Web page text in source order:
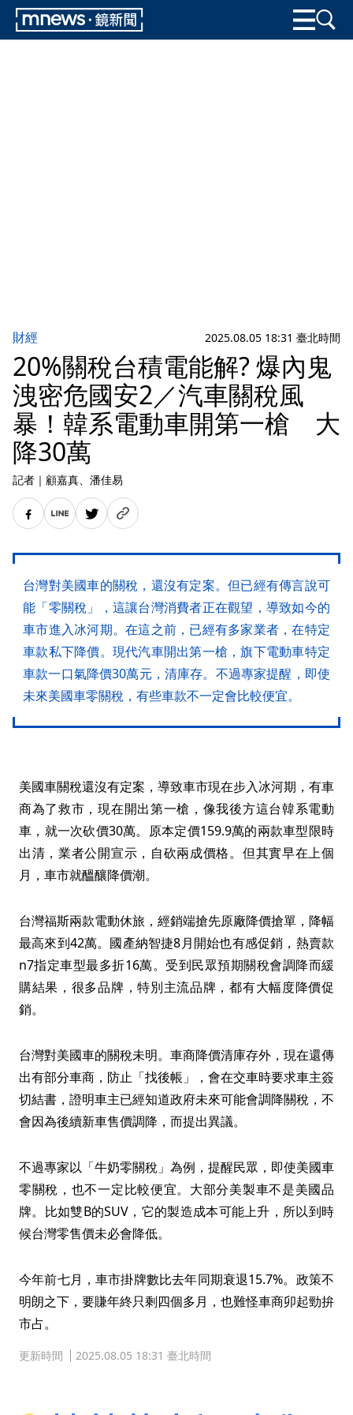
財經 2025.08.05 18:31 臺北時間
20%關稅台積電能解? 爆內鬼
洩密危國安2／汽車關稅風
暴！韓系電動車開第一槍 大
降30萬
記者 ｜ 顧嘉真、潘佳易
台灣對美國車的關稅，還沒有定案。但已經有傳言說可
能「零關稅」，這讓台灣消費者正在觀望，導致如今的
車市進入冰河期。在這之前，已經有多家業者，在特定
車款私下降價。現代汽車開出第一槍，旗下電動車特定
車款一口氣降價30萬元，清庫存。不過專家提醒，即使
未來美國車零關稅，有些車款不一定會比較便宜。
美國車關稅還沒有定案，導致車市現在步入冰河期，有車
商為了救市，現在開出第一槍，像我後方這台韓系電動
車，就一次砍價30萬。原本定價159.9萬的兩款車型限時
出清，業者公開宣示，自砍兩成價格。但其實早在上個
月，車市就醞釀降價潮。
台灣福斯兩款電動休旅，經銷端搶先原廠降價搶單，降幅
最高來到42萬。國產納智捷8月開始也有感促銷，熱賣款
n7指定車型最多折16萬。受到民眾預期關稅會調降而緩
購結果，很多品牌，特別主流品牌，都有大幅度降價促
銷。
台灣對美國車的關稅未明。車商降價清庫存外，現在還傳
出有部分車商，防止「找後帳」，會在交車時要求車主簽
切結書，證明車主已經知道政府未來可能會調降關稅，不
會因為後續新車售價調降，而提出異議。
不過專家以「牛奶零關稅」為例，提醒民眾，即使美國車
零關稅，也不一定比較便宜。大部分美製車不是美國品
牌。比如雙B的SUV，它的製造成本可能上升，所以到時
候台灣零售價未必會降低。
今年前七月，車市掛牌數比去年同期衰退15.7%。政策不
明朗之下，要賺年終只剩四個多月，也難怪車商卯起勁拚
市占。
更新時間 2025.08.05 18:31 臺北時間